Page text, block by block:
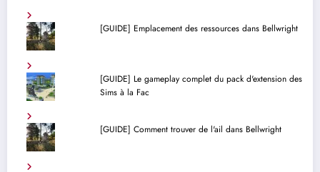
[GUIDE] Emplacement des ressources dans Bellwright
[GUIDE] Le gameplay complet du pack d'extension des
Sims à la Fac
[GUIDE] Comment trouver de l'ail dans Bellwright